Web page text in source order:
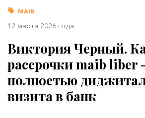
MAIB
12 марта 2026 года
Виктория Черный.
рассрочки maib liber
полностью
визита в банк